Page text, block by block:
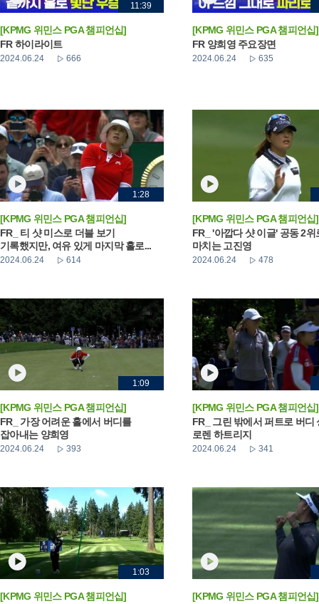
11:39
[KPMG 위민스 PGA 챔피언십]
FR 하이라이트
2024.06.24 666
[KPMG 위민스 PGA 챔피언십]
FR 양희영 주요장면
2024.06.24 635
1:28
[KPMG 위민스 PGA 챔피언십]
FR_ 티 샷 미스로 더블 보기
기록했지만, 여유 있게 마지막 홀로...
2024.06.24 614
[KPMG 위민스 PGA 챔피언십]
FR_ '아깝다 샷 이글' 공동 2위
마치는 고진영
2024.06.24 478
1:09
[KPMG 위민스 PGA 챔피언십]
FR_ 가장 어려운 홀에서 버디를
잡아내는 양희영
2024.06.24 393
[KPMG 위민스 PGA 챔피언십]
FR_ 그린 밖에서 퍼트로 버디
로렌 하트리지
2024.06.24 341
1:03
[KPMG 위민스 PGA 챔피언십]
[KPMG 위민스 PGA 챔피언십]